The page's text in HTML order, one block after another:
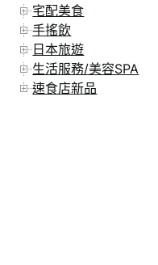
宅配美食
手搖飲
日本旅遊
生活服務/美容SPA
速食店新品